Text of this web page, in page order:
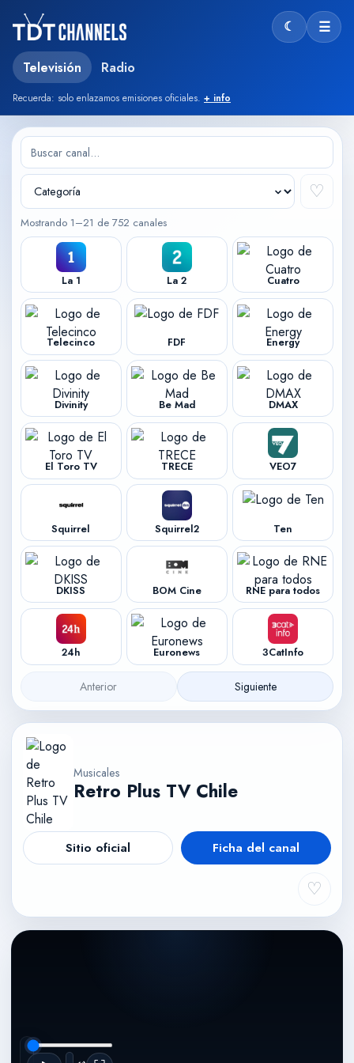
Televisión Radio
Recuerda: solo enlazamos emisiones oficiales. + info
☾Modo☰
♡
Mostrando 1–21 de 752 canales
La 1 La 2 Cuatro
Telecinco FDF Energy
Divinity Be Mad DMAX
El Toro TV TRECE VEO7
Squirrel Squirrel2 Ten
DKISS BOM Cine RNE para todos
24h Euronews 3CatInfo
Anterior Siguiente
Musicales
Retro Plus TV Chile
Sitio oficial Ficha del canal
♡